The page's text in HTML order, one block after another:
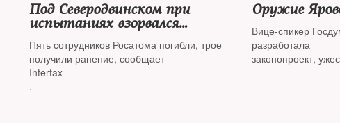
Под Северодвинском при
испытаниях взорвался
жидкостный реактивный
двигатель
Пять сотрудников Росатома погибли, трое
получили ранение, сообщает
Interfax
.
Оружие
Вице-спикер
разработала
законопроект,